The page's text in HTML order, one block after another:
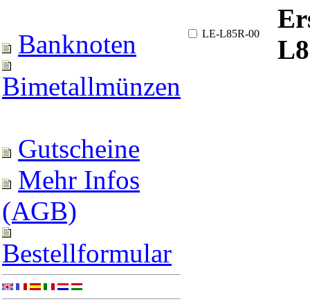
Banknoten
Bimetallmünzen
Gutscheine
Mehr Infos
(AGB)
Bestellformular
LE-L85R-00